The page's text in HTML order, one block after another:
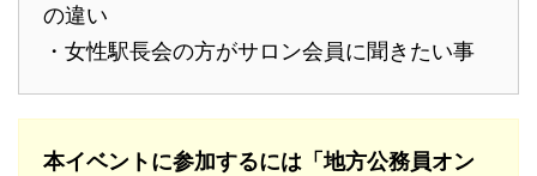
の違い
・女性駅長会の方がサロン会員に聞きたい事
本イベントに参加するには「地方公務員オン